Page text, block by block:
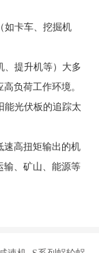
如卡车、挖掘机
、提升机等）大多
负荷工作环境。
能光伏板的追踪太
速高扭矩输出的机
输、矿山、能源等